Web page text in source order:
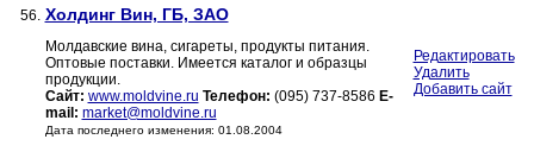
56. Холдинг Вин, ГБ, ЗАО
Молдавские вина, сигареты, продукты питания.
Оптовые поставки. Имеется каталог и образцы
продукции.
Сайт: www.moldvine.ru Телефон: (095) 737-8586 E-
mail: market@moldvine.ru
Дата последнего изменения: 01.08.2004
Редактировать
Удалить
Добавить сайт